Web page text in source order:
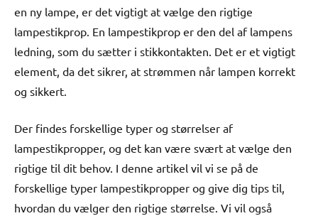
en ny lampe, er det vigtigt at vælge den rigtige
lampestikprop. En lampestikprop er den del af lampens
ledning, som du sætter i stikkontakten. Det er et vigtigt
element, da det sikrer, at strømmen når lampen korrekt
og sikkert.
Der findes forskellige typer og størrelser af
lampestikpropper, og det kan være svært at vælge den
rigtige til dit behov. I denne artikel vil vi se på de
forskellige typer lampestikpropper og give dig tips til,
hvordan du vælger den rigtige størrelse. Vi vil også